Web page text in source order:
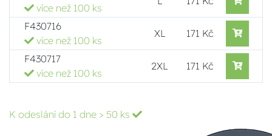
více než 100 ks
F430716
více než 100 ks
XL 171 Kč
F430717
více než 100 ks
2XL 171 Kč
K odeslání do 1 dne > 50 ks